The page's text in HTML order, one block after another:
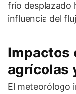
frío desplazado
influencia del
Impactos
agrícolas
El meteorólogo